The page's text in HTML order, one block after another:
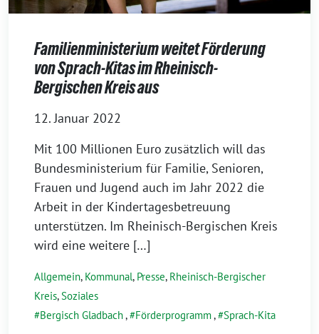
Familienministerium weitet Förderung
von Sprach-Kitas im Rheinisch-
Bergischen Kreis aus
12. Januar 2022
Mit 100 Millionen Euro zusätzlich will das
Bundesministerium für Familie, Senioren,
Frauen und Jugend auch im Jahr 2022 die
Arbeit in der Kindertagesbetreuung
unterstützen. Im Rheinisch-Bergischen Kreis
wird eine weitere […]
Allgemein, Kommunal, Presse, Rheinisch-Bergischer
Kreis,Soziales
Bergisch Gladbach, Förderprogramm, Sprach-Kita